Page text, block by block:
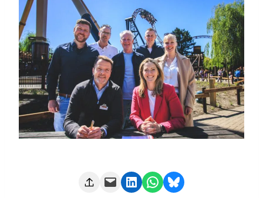
Deze pagina e-mailen Delen op LinkedIn Delen via WhatsApp Share on Bluesky